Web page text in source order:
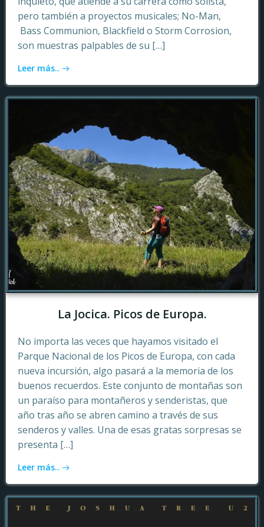
pero también a proyectos musicales; No-Man,
Bass Communion, Blackfield o Storm Corrosion,
son muestras palpables de su […]
Leer más..
La Jocica. Picos de Europa.
No importa las veces que hayamos visitado el
Parque Nacional de los Picos de Europa, con cada
nueva incursión, algo pasará a la memoria de los
buenos recuerdos. Este conjunto de montañas son
un paraíso para montañeros y senderistas, que
año tras año se abren camino a través de sus
senderos y valles. Una de esas gratas sorpresas se
presenta […]
Leer más..